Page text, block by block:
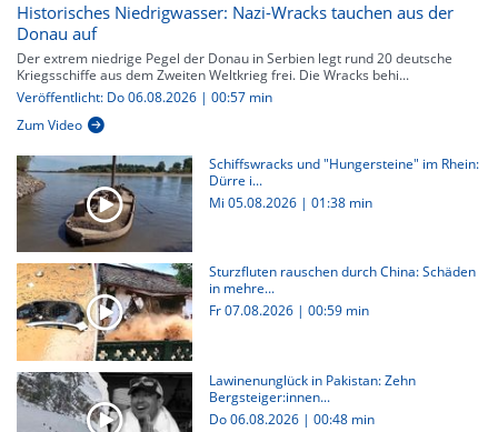
Historisches Niedrigwasser: Nazi-Wracks tauchen aus der
Donau auf
Der extrem niedrige Pegel der Donau in Serbien legt rund 20 deutsche
Kriegsschiffe aus dem Zweiten Weltkrieg frei. Die Wracks behi...
Veröffentlicht: Do 06.08.2026 | 00:57 min
Zum Video
Schiffswracks und "Hungersteine" im Rhein:
Dürre i...
Mi 05.08.2026 | 01:38 min
Sturzfluten rauschen durch China: Schäden
in mehre...
Fr 07.08.2026 | 00:59 min
Lawinenunglück in Pakistan: Zehn
Bergsteiger:innen...
Do 06.08.2026 | 00:48 min